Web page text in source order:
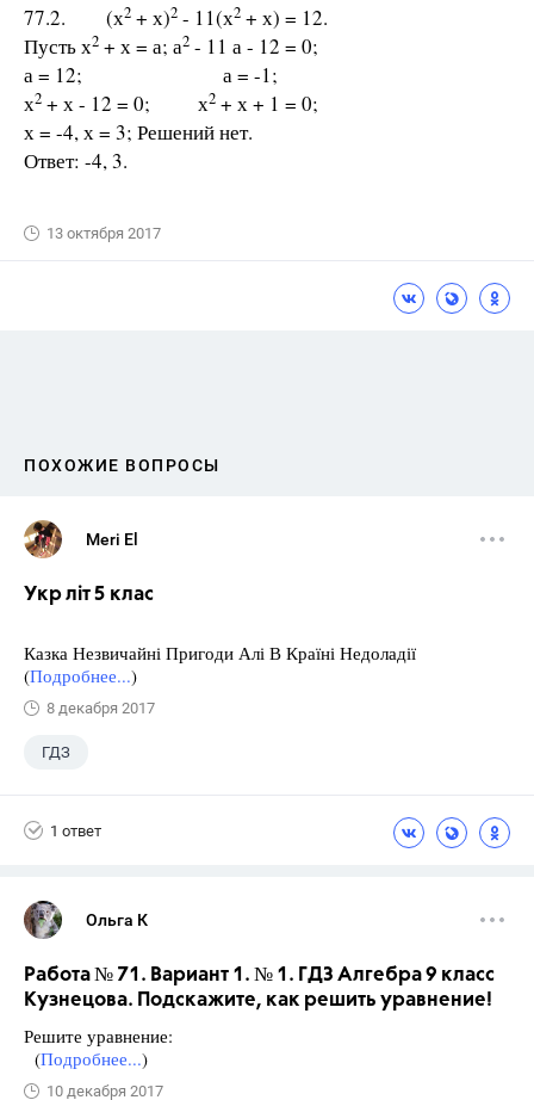
77.2. (х2 + х)2 - 11(х2 + х) = 12.
Пусть х2 + х = а; а2 - 11 а - 12 = 0;
а = 12; а = -1;
х2 + х - 12 = 0; х2 + х + 1 = 0;
х = -4, х = 3; Решений нет.
Ответ: -4, 3.
13 октября 2017
ПОХОЖИЕ ВОПРОСЫ
Meri El
Укр літ 5 клас
Казка Незвичайні Пригоди Алі В Країні Недоладії
(Подробнее...)
8 декабря 2017
ГДЗ
1 ответ
Ольга К
Работа № 71. Вариант 1. № 1. ГДЗ Алгебра 9 класс
Кузнецова. Подскажите, как решить уравнение!
Решите уравнение:
(Подробнее...)
10 декабря 2017